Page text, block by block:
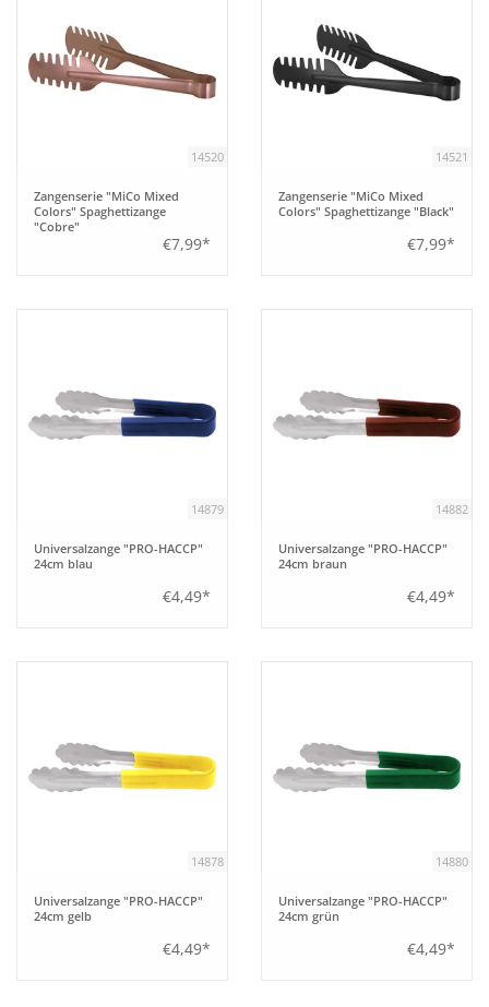
14520
Zangenserie "MiCo Mixed
Colors" Spaghettizange
"Cobre"
€7,99*
14521
Zangenserie "MiCo Mixed
Colors" Spaghettizange "Black"
€7,99*
14879
Universalzange "PRO-HACCP"
24cm blau
€4,49*
14882
Universalzange "PRO-HACCP"
24cm braun
€4,49*
14878
Universalzange "PRO-HACCP"
24cm gelb
€4,49*
14880
Universalzange "PRO-HACCP"
24cm grün
€4,49*